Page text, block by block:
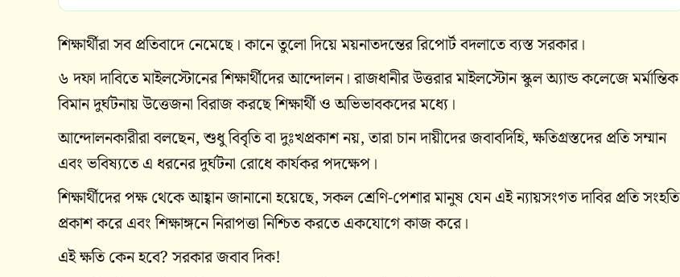
শিক্ষার্থীরা সব প্রতিবাদে নেমেছে। কানে তুলো দিয়ে ময়নাতদন্তের রিপোর্ট বদলাতে ব্যস্ত সরকার।
৬ দফা দাবিতে মাইলস্টোনের শিক্ষার্থীদের আন্দোলন। রাজধানীর উত্তরার মাইলস্টোন স্কুল অ্যান্ড কলেজে মর্মান্তিক
বিমান দুর্ঘটনায় উত্তেজনা বিরাজ করছে শিক্ষার্থী ও অভিভাবকদের মধ্যে।
আন্দোলনকারীরা বলছেন, শুধু বিবৃতি বা দুঃখপ্রকাশ নয়, তারা চান দায়ীদের জবাবদিহি, ক্ষতিগ্রস্তদের প্রতি সম্মান
এবং ভবিষ্যতে এ ধরনের দুর্ঘটনা রোধে কার্যকর পদক্ষেপ।
শিক্ষার্থীদের পক্ষ থেকে আহ্বান জানানো হয়েছে, সকল শ্রেণি-পেশার মানুষ যেন এই ন্যায়সংগত দাবির প্রতি সংহতি
প্রকাশ করে এবং শিক্ষাঙ্গনে নিরাপত্তা নিশ্চিত করতে একযোগে কাজ করে।
এই ক্ষতি কেন হবে? সরকার জবাব দিক!